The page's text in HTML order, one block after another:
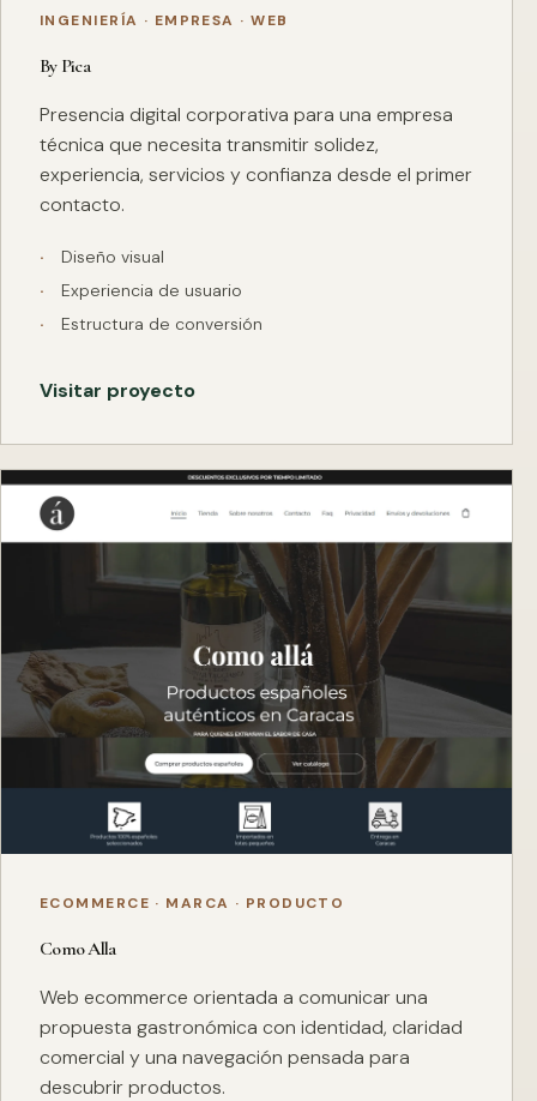
INGENIERÍA · EMPRESA · WEB
By Pica
Presencia digital corporativa para una empresa
técnica que necesita transmitir solidez,
experiencia, servicios y confianza desde el primer
contacto.
Diseño visual
Experiencia de usuario
Estructura de conversión
Visitar proyecto
ECOMMERCE · MARCA · PRODUCTO
Como Alla
Web ecommerce orientada a comunicar una
propuesta gastronómica con identidad, claridad
comercial y una navegación pensada para
descubrir productos.